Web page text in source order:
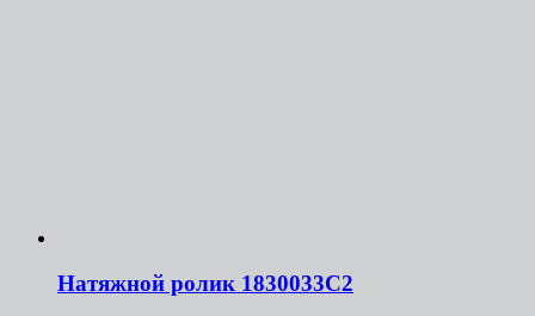
Натяжной ролик 1830033С2